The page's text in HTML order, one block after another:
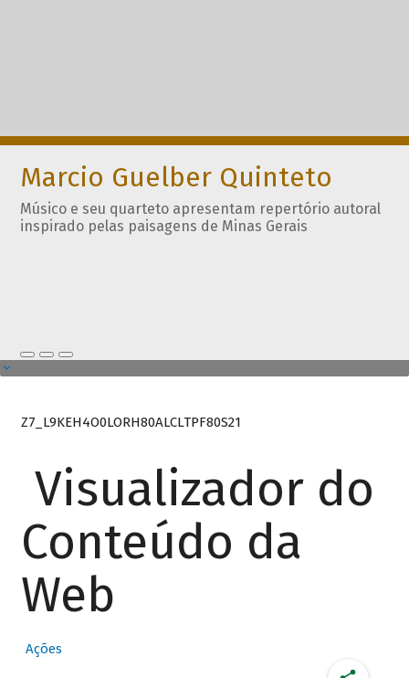
Marcio Guelber Quinteto
Músico e seu quarteto apresentam repertório autoral
inspirado pelas paisagens de Minas Gerais
Z7_L9KEH4O0LORH80ALCLTPF80S21
Visualizador do
Conteúdo da
Web
Ações